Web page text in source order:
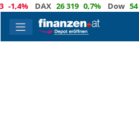
DAX 26 319 0,7% Dow 54 037